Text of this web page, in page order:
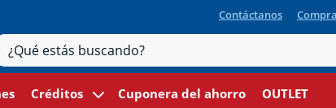
Contáctanos
Créditos Cuponera del ahorro OUTLET